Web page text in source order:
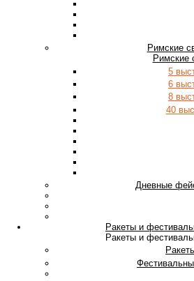
Римские
Римские
5
6
8
40
Дневные
Ракеты и
Ракеты и